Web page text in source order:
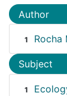
Author
1 Rocha
Subject
1